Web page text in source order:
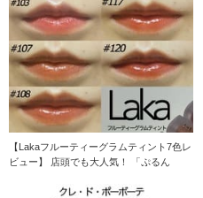
【Lakaフルーティーグラムティント7色レ
ビュー】 店頭でも大人気！ 「ぷるん